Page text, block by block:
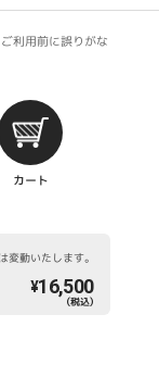
利用前に誤りがな
カート
動いたします。
¥16,500
（税込）